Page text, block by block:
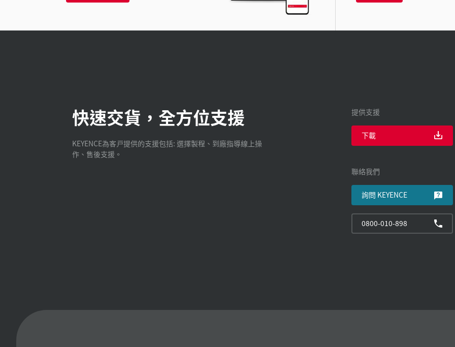
快速交貨，全方位支援
KEYENCE為客戸提供的支援包括: 選擇製程、到廠指導線上操
作、售後支援。
提供支援
下載
聯絡我們
詢問 KEYENCE
0800-010-898